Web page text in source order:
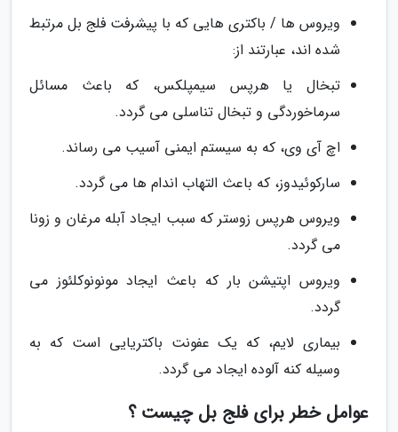
ویروس ها / باکتری هایی که با پیشرفت فلج بل مرتبط
شده اند، عبارتند از:
تبخال یا هرپس سیمپلکس، که باعث مسائل
سرماخوردگی و تبخال تناسلی می گردد.
اچ آی وی، که به سیستم ایمنی آسیب می رساند.
سارکوئیدوز، که باعث التهاب اندام ها می گردد.
ویروس هرپس زوستر که سبب ایجاد آبله مرغان و زونا
می گردد.
ویروس اپتیشن بار که باعث ایجاد مونونوکلئوز می
گردد.
بیماری لایم، که یک عفونت باکتریایی است که به
وسیله کنه آلوده ایجاد می گردد.
عوامل خطر برای فلج بل چیست ؟